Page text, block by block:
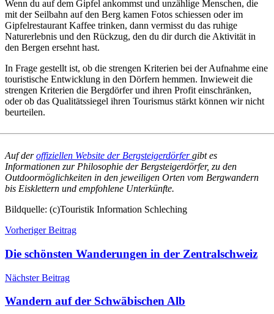
Wenn du auf dem Gipfel ankommst und unzählige Menschen, die
mit der Seilbahn auf den Berg kamen Fotos schiessen oder im
Gipfelrestaurant Kaffee trinken, dann vermisst du das ruhige
Naturerlebnis und den Rückzug, den du dir durch die Aktivität in
den Bergen ersehnt hast.
In Frage gestellt ist, ob die strengen Kriterien bei der Aufnahme eine
touristische Entwicklung in den Dörfern hemmen. Inwieweit die
strengen Kriterien die Bergdörfer und ihren Profit einschränken,
oder ob das Qualitätssiegel ihren Tourismus stärkt können wir nicht
beurteilen.
Auf deroffiziellen Website der Bergsteigerdörfergibt es
Informationen zur Philosophie der Bergsteigerdörfer, zu den
Outdoormöglichkeiten in den jeweiligen Orten vom Bergwandern
bis Eisklettern und empfohlene Unterkünfte.
Bildquelle: (c)Touristik Information Schleching
Reiseziele
Beitragsnavigation
Vorheriger Beitrag
Die schönsten Wanderungen in der Zentralschweiz
Nächster Beitrag
Wandern auf der Schwäbischen Alb